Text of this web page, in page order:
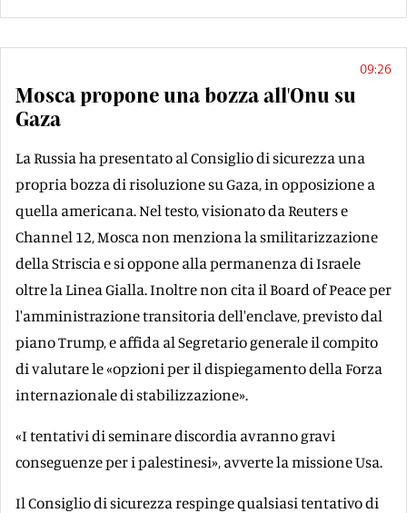
09:26
Mosca propone una bozza all'Onu su
Gaza
La Russia ha presentato al Consiglio di sicurezza una
propria bozza di risoluzione su Gaza, in opposizione a
quella americana. Nel testo, visionato da Reuters e
Channel 12, Mosca non menziona la smilitarizzazione
della Striscia e si oppone alla permanenza di Israele
oltre la Linea Gialla. Inoltre non cita il Board of Peace per
l'amministrazione transitoria dell'enclave, previsto dal
piano Trump, e affida al Segretario generale il compito
di valutare le «opzioni per il dispiegamento della Forza
internazionale di stabilizzazione».
«I tentativi di seminare discordia avranno gravi
conseguenze per i palestinesi», avverte la missione Usa.
Il Consiglio di sicurezza respinge qualsiasi tentativo di